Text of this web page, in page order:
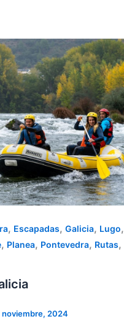
, Escapadas, Galicia, Lugo,
, Planea, Pontevedra, Rutas,
noviembre, 2024